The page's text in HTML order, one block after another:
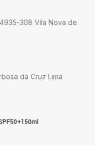
308 Vila Nova de
da Cruz Lima